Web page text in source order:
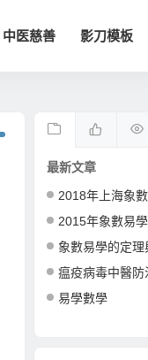
中医慈善 影刀模板
最新文章
2018年上海象數易
2015年象數易
象數易學的定理
瘟疫病毒中醫防
易學數學